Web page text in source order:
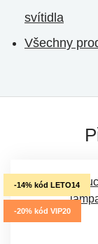
svítidla
Všechny
-14% kód LETO14
-20% kód VIP20